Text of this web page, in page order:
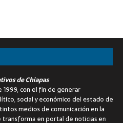
de Chiapas
con el fin de generar
social y económico del estado de
medios de comunicación en la
transforma en portal de noticias en